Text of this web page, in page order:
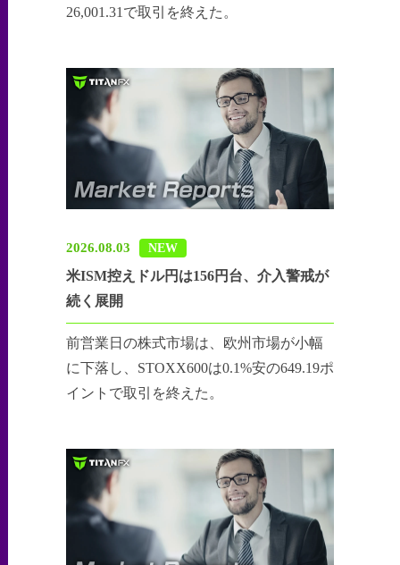
26,001.31で取引を終えた。
2026.08.03 NEW
米ISM控えドル円は156円台、介入警戒が
続く展開
前営業日の株式市場は、欧州市場が小幅
に下落し、STOXX600は0.1%安の649.19ポ
イントで取引を終えた。